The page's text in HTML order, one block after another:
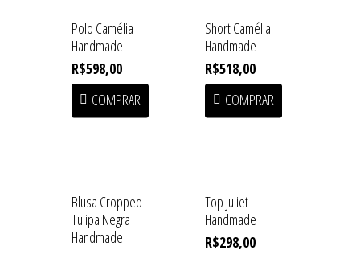
Polo Camélia
Handmade
R$598,00
COMPRAR
Short Camélia
Handmade
R$518,00
COMPRAR
Blusa Cropped
Tulipa Negra
Handmade
Top Juliet
Handmade
R$298,00
SOFT HEAT • First Drop
Acessórios
Baby Line
Casacos
Handmade
Institucional
Coleções
Congado
Macuco
Press